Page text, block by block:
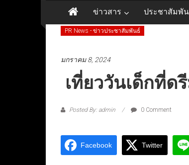
ข่าวสาร ประชาสัมพั
PR News - ข่าวประชาสัมพันธ์
มกราคม 8, 2024
เที่ยววันเด็กที่ด
Posted By: admin 0 Comment
Facebook Twitter